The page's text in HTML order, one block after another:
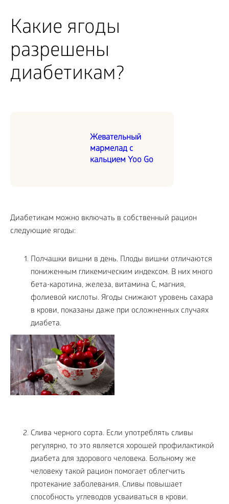
Какие ягоды
разрешены
диабетикам?
Жевательный
мармелад с
кальцием Yoo Go
Диабетикам можно включать в собственный рацион
следующие ягоды:
Полчашки вишни в день. Плоды вишни отличаются
пониженным гликемическим индексом. В них много
бета-каротина, железа, витамина С, магния,
фолиевой кислоты. Ягоды снижают уровень сахара
в крови, показаны даже при осложненных случаях
диабета.
Слива черного сорта. Если употреблять сливы
регулярно, то это является хорошей профилактикой
диабета для здорового человека. Больному же
человеку такой рацион помогает облегчить
протекание заболевания. Сливы повышает
способность углеводов усваиваться в крови.